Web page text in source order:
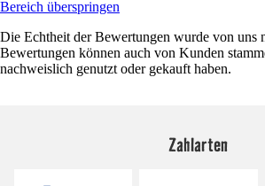
Bereich überspringen
Die Echtheit der Bewertungen wurde von uns
Bewertungen können auch von Kunden
nachweislich genutzt oder gekauft haben.
Zahlarten